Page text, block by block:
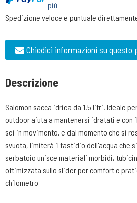
più
Spedizione veloce e puntuale
Chiedici informazioni su questo
Descrizione
Salomon sacca idrica da 1.5 litri. Ideale
outdoor aiuta a mantenersi idratati e con
sei in movimento, e dal momento che si
svuota, limiterà il fastidio dell'acqua che
serbatoio unisce materiali morbidi,
ottimizzata sullo slider per comfort e
chilometro